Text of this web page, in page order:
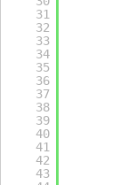
31
32
33
34
35
36
37
38
39
40
41
42
43